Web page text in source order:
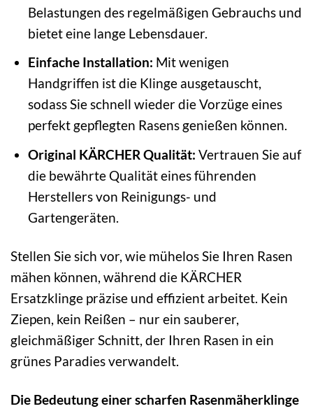
Belastungen des regelmäßigen Gebrauchs und
bietet eine lange Lebensdauer.
Einfache Installation: Mit wenigen
Handgriffen ist die Klinge ausgetauscht,
sodass Sie schnell wieder die Vorzüge eines
perfekt gepflegten Rasens genießen können.
Original KÄRCHER Qualität: Vertrauen Sie auf
die bewährte Qualität eines führenden
Herstellers von Reinigungs- und
Gartengeräten.
Stellen Sie sich vor, wie mühelos Sie Ihren Rasen
mähen können, während die KÄRCHER
Ersatzklinge präzise und effizient arbeitet. Kein
Ziepen, kein Reißen – nur ein sauberer,
gleichmäßiger Schnitt, der Ihren Rasen in ein
grünes Paradies verwandelt.
Die Bedeutung einer scharfen Rasenmäherklinge